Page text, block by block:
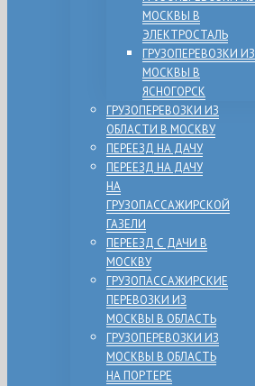
МОСКВЫ В
ЭЛЕКТРОСТАЛЬ
ГРУЗОПЕРЕВОЗКИ ИЗ
МОСКВЫ В
ЯСНОГОРСК
ГРУЗОПЕРЕВОЗКИ ИЗ
ОБЛАСТИ В МОСКВУ
ПЕРЕЕЗД НА ДАЧУ
ПЕРЕЕЗД НА ДАЧУ
НА
ГРУЗОПАССАЖИРСКОЙ
ГАЗЕЛИ
ПЕРЕЕЗД С ДАЧИ В
МОСКВУ
ГРУЗОПАССАЖИРСКИЕ
ПЕРЕВОЗКИ ИЗ
МОСКВЫ В ОБЛАСТЬ
ГРУЗОПЕРЕВОЗКИ ИЗ
МОСКВЫ В ОБЛАСТЬ
НА ПОРТЕРЕ